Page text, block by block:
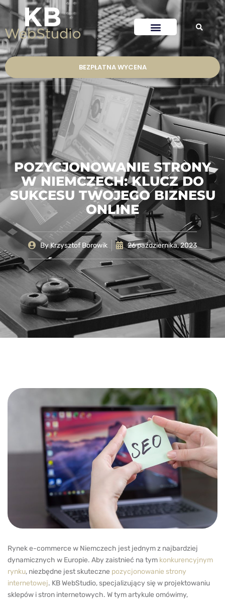
BEZPŁATNA WYCENA
POZYCJONOWANIE STRONY
W NIEMCZECH: KLUCZ DO
SUKCESU TWOJEGO BIZNESU
ONLINE
By Krzysztof Borowik 26 października, 2023
Rynek e-commerce w Niemczech jest jednym z najbardziej
dynamicznych w Europie. Aby zaistnieć na tym konkurencyjnym
rynku, niezbędne jest skuteczne pozycjonowanie strony
internetowej. KB WebStudio, specjalizujący się w projektowaniu
sklepów i stron internetowych. W tym artykule omówimy,